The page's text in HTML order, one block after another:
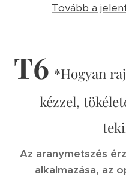
Tovább a
T6 *Hogyan
kézzel,
Az aranymetszés
alkalmazása, az